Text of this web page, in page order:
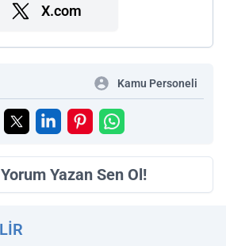
X.com
Kamu Personeli
Yazan Sen Ol!